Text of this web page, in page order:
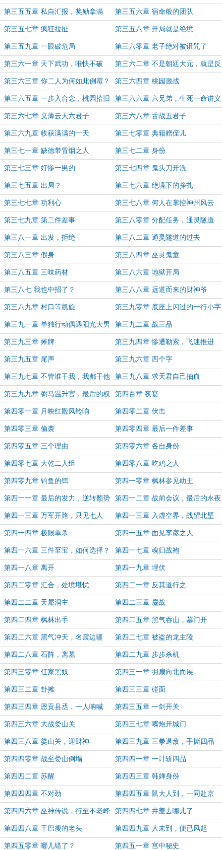
第三五五章 私自汇报，奖励拿满 第三五六章 宿命般的团队
第三五七章 疯狂拉扯 第三五八章 开局就是绝境
第三五九章 一眼破危局 第三六零章 老子绝对被诅咒了
第三六一章 天下武功，唯快不破 第三六二章 不是朝廷大元，就是反
贼
第三六三章 你二人为何如此倒霉？ 第三六四章 桃园激战
第三六五章 一步入合念，桃园拾旧
义
第三六六章 六兄弟，生死一命讲义
气
第三六七章 义薄云天六君子 第三六八章 舌战五君子
第三六九章 收获满满的一天 第三七零章 典籍赠侄儿
第三七一章 缺德带冒烟之人 第三七二章 身份
第三七三章 好惨一男的 第三七四章 鬼头刀开洗
第三七五章 出局？ 第三七六章 绝境下的挣扎
第三七七章 功利心 第三七八章 何人在掌控神州风云
第三七九章 第二件差事 第三八零章 分配任务，通灵隧道
第三八一章 出发，拒绝 第三八二章 通灵隧道的过去
第三八三章 假身 第三八四章 巫灵鬼童
第三八五章 三味药材 第三八六章 地狱开局
第三八七 我也中招了？ 第三八八章 远道而来的财神爷
第三八九章 村口等凯旋 第三九零章 底座上闪过的一行小字
第三九一章 单独行动偶遇阳光大男
孩
第三九二章 战三品
第三九三章 摊牌 第三九四章 惨遭勒索，飞速推进
第三九五章 尾声 第三九六章 四个字
第三九七章 不管谁干我，我都干他 第三九八章 求天君自己抽血
第三九九章 弼马温升官，最后的权
利
第四百章 夜宴
第四零一章 月映红殿风铃响 第四零二章 伏击
第四零三章 偷袭 第四零四章 最后一件差事
第四零五章 三个理由 第四零六章 各自身份
第四零七章 大乾二人组 第四零八章 吃鸡之人
第四零九章 钓鱼的饵 第四一零章 枫林参见幼主
第四一一章 最后的发力，逆转颓势 第四一二章 战前会议，最后的永夜
第四一三章 万军开路，只见七人 第四一三章 入虚空界，战望北壁
第四一四章 极限单杀 第四一五章 面见李彦之人
第四一六章 三件至宝，如何选择？ 第四一七章 魂归战袍
第四一八章 离开 第四一九章 埋伏
第四二零章 汇合，处境堪忧 第四二一章 反其道行之
第四二二章 天犀洞主 第四二三章 鏖战
第四二四章 枫林出手 第四二五章 黑气吞山，墓门开
第四二六章 黑气冲天，名震边疆 第四二七章 被盗的龙主陵
第四二八章 石阵，离墓 第四二九章 步步杀机
第四三零章 任家黑奴 第四三一章 羽扇向北而展
第四三二章 卦摊 第四三三章 碰面
第四三四章 恩贡县丞，一人呐喊 第四三五章 一剑开关
第四三六章 大战娄山关 第四三七章 嘴炮开城门
第四三八章 娄山关，迎财神 第四三九章 三拳退敌，手撕四品
第四四零章 战至娄山倒塌 第四四一章 一计斩四品
第四四二章 苏醒 第四四三章 韩婵身份
第四四四章 不对劲 第四四五章 鼠大人到，一同赴京
第四四六章 巫神传说，行至不老峰
内
第四四七章 井盖去哪儿了
第四四八章 干巴瘦的老头 第四四九章 人未到，便已风起
第四五零章 哪儿错了？ 第四五一章 宫中秘史